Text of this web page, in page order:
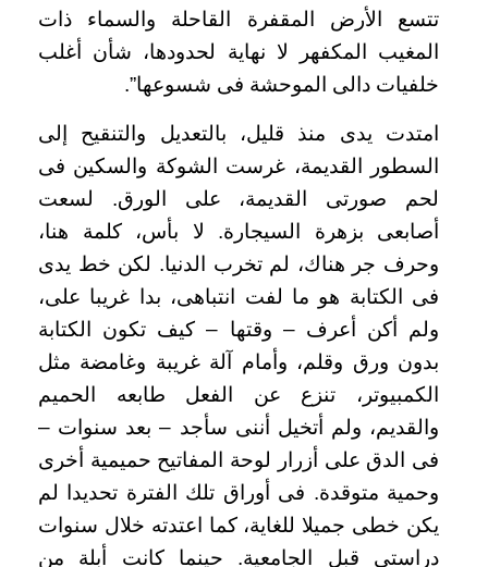
تتسع الأرض المقفرة القاحلة والسماء ذات
المغيب المكفهر لا نهاية لحدودها، شأن أغلب
خلفيات دالى الموحشة فى شسوعها.”
امتدت يدى منذ قليل، بالتعديل والتنقيح إلى
السطور القديمة، غرست الشوكة والسكين فى
لحم صورتى القديمة، على الورق. لسعت
أصابعى بزهرة السيجارة. لا بأس، كلمة هنا،
وحرف جر هناك، لم تخرب الدنيا. لكن خط يدى
فى الكتابة هو ما لفت انتباهى، بدا غريبا على،
ولم أكن أعرف – وقتها – كيف تكون الكتابة
بدون ورق وقلم، وأمام آلة غريبة وغامضة مثل
الكمبيوتر، تنزع عن الفعل طابعه الحميم
والقديم، ولم أتخيل أننى سأجد – بعد سنوات –
فى الدق على أزرار لوحة المفاتيح حميمية أخرى
وحمية متوقدة. فى أوراق تلك الفترة تحديدا لم
يكن خطى جميلا للغاية، كما اعتدته خلال سنوات
دراستى قبل الجامعية. حينما كانت أبلة من